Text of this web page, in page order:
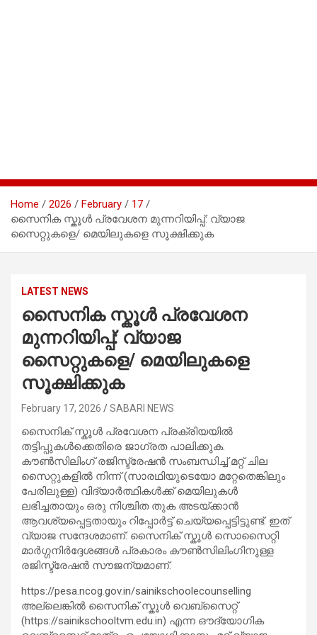
Home 2026 February
17
സൈനിക സ്കൂൾ പ്രവേശന മുന്നറിയിപ്പ്: വ്യാജ
സൈറ്റുകളെ/ മെയിലുകളെ സൂക്ഷിക്കുക
LATEST NEWS
സൈനിക സ്കൂൾ പ്രവേശന
മുന്നറിയിപ്പ്: വ്യാജ
സൈറ്റുകളെ/ മെയിലുകളെ
സൂക്ഷിക്കുക
February 17, 2026 SABARI NEWS
സൈനിക് സ്കൂൾ പ്രവേശന പ്രക്രിയയിൽ
തട്ടിപ്പുകൾക്കെതിരെ ജാഗ്രത പാലിക്കുക.
കൗൺസിലിംഗ് രജിസ്ട്രേഷൻ സംബന്ധിച്ച് മറ്റ് ചില
സൈറ്റുകളിൽ നിന്ന് (സാരഥിയുടെയോ മറ്റേതെങ്കിലും
പേരിലുള്ള) വിദ്യാർത്ഥികൾക്ക് മെയിലുകൾ
ലഭിച്ചതായും ഒരു നിശ്ചിത തുക അടയ്ക്കാൻ
ആവശ്യപ്പെട്ടതായും റിപ്പോർട്ട് ചെയ്യപ്പെട്ടിട്ടുണ്ട്. ഇത്
വ്യാജ സന്ദേശമാണ്. സൈനിക് സ്കൂൾ സൊസൈറ്റി
മാർഗ്ഗനിർദ്ദേശങ്ങൾ പ്രകാരം കൗൺസിലിംഗിനുള്ള
രജിസ്ട്രേഷൻ സൗജന്യമാണ്.
https://pesa.ncog.gov.in/sainikschoolecounselling
അല്ലെങ്കിൽ സൈനിക് സ്കൂൾ വെബ്സൈറ്റ്
(https://sainikschooltvm.edu.in) എന്ന ഔദ്യോഗിക